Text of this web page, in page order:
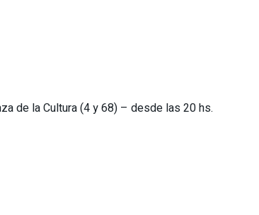
de la Cultura (4 y 68) – desde las 20 hs.